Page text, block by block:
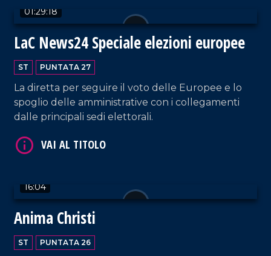
01:29:18
LaC News24 Speciale elezioni europee
ST PUNTATA 27
La diretta per seguire il voto delle Europee e lo
spoglio delle amministrative con i collegamenti
dalle principali sedi elettorali.
16:04
Anima Christi
ST PUNTATA 26
VAI AL TITOLO
VAI AL TITOLO